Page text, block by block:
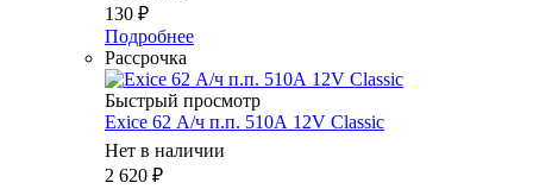
130 ₽
Подробнее
Рассрочка
Быстрый просмотр
Exice 62 А/ч п.п. 510А 12V Classic
Нет в наличии
2 620 ₽